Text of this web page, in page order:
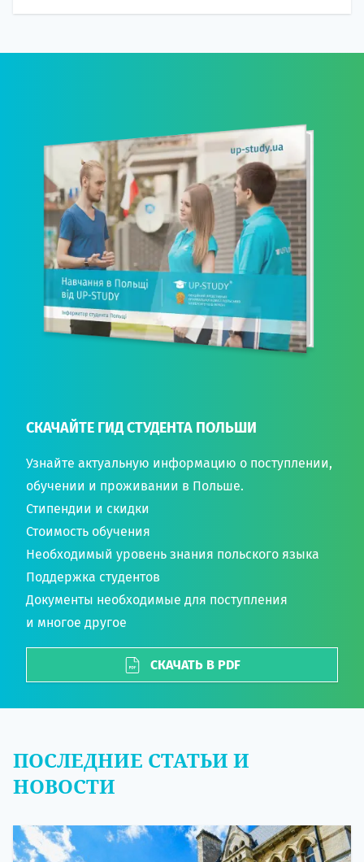
СКАЧАЙТЕ ГИД СТУДЕНТА ПОЛЬШИ
Узнайте актуальную информацию о поступлении,
обучении и проживании в Польше.
Стипендии и скидки
Стоимость обучения
Необходимый уровень знания польского языка
Поддержка студентов
Документы необходимые для поступления
и многое другое
СКАЧАТЬ В PDF
ПОСЛЕДНИЕ СТАТЬИ И
НОВОСТИ